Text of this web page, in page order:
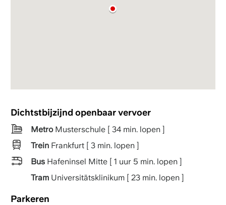
Dichtstbijzijnd openbaar vervoer
MetroMusterschule [ 34 min. lopen ]
TreinFrankfurt [ 3 min. lopen ]
BusHafeninsel Mitte [ 1 uur 5 min. lopen ]
TramUniversitätsklinikum [ 23 min. lopen ]
Parkeren